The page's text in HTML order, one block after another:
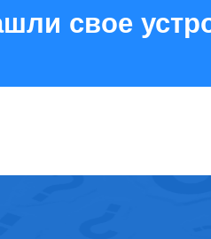
свое